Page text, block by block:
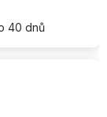
40 dnů